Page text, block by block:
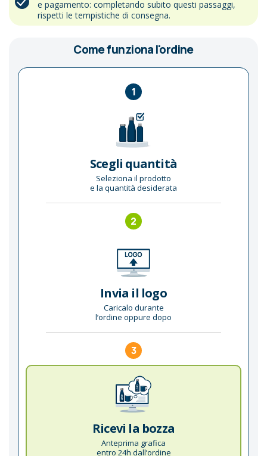
e pagamento: completando subito questi passaggi,
rispetti le tempistiche di consegna.
Come funziona l'ordine
1
Scegli quantità
Seleziona il prodotto
e la quantità desiderata
2
Invia il logo
Caricalo durante
l’ordine oppure dopo
3
Ricevi la bozza
Anteprima grafica
entro 24h dall’ordine